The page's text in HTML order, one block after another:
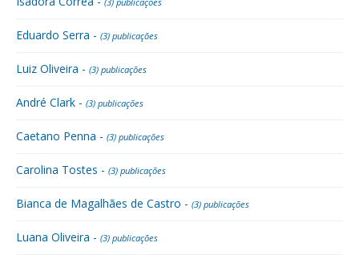
Eduardo Serra - (3) publicações
Luiz Oliveira - (3) publicações
André Clark - (3) publicações
Caetano Penna - (3) publicações
Carolina Tostes - (3) publicações
Bianca de Magalhães de Castro - (3) publicações
Luana Oliveira - (3) publicações